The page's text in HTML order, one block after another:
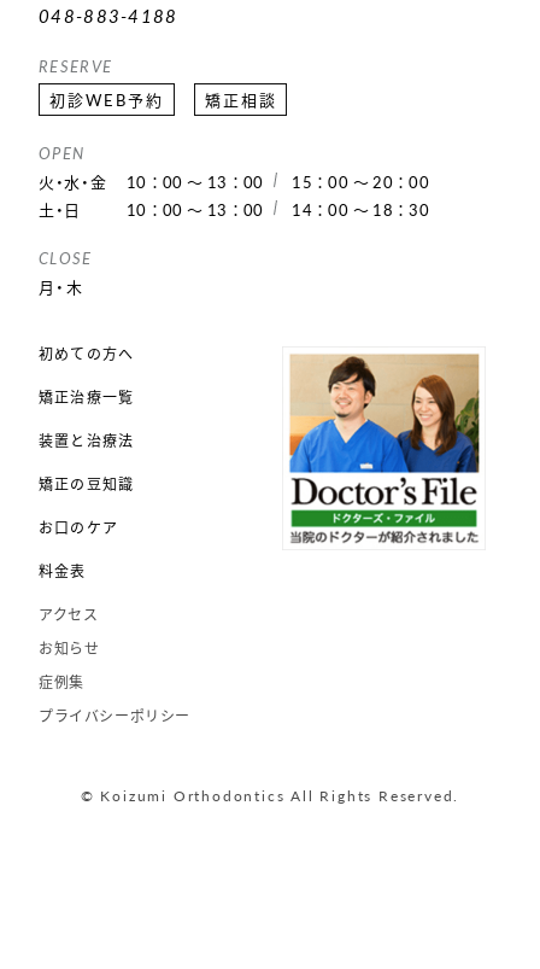
048-883-4188
RESERVE
初診WEB予約
矯正相談
OPEN
火・水・金
10：00 ～ 13：00
15：00 ～ 20：00
土・日
10：00 ～ 13：00 14：00 ～ 18：30
CLOSE
月・木
初めての方へ
矯正治療一覧
装置と治療法
矯正の豆知識
お口のケア
料金表
アクセス
お知らせ
症例集
プライバシーポリシー
© Koizumi Orthodontics All Rights Reserved.